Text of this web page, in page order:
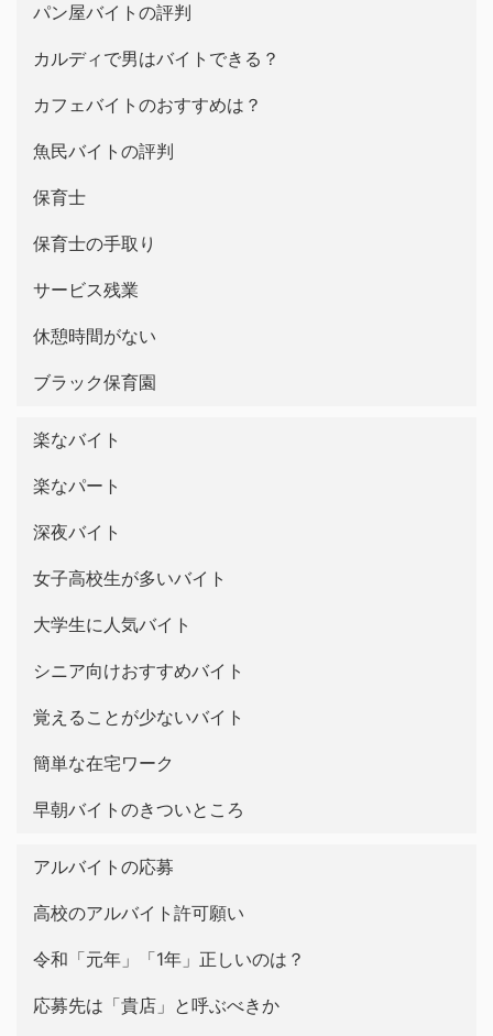
パン屋バイトの評判
カルディで男はバイトできる？
カフェバイトのおすすめは？
魚民バイトの評判
保育士
保育士の手取り
サービス残業
休憩時間がない
ブラック保育園
楽なバイト
楽なパート
深夜バイト
女子高校生が多いバイト
大学生に人気バイト
シニア向けおすすめバイト
覚えることが少ないバイト
簡単な在宅ワーク
早朝バイトのきついところ
アルバイトの応募
高校のアルバイト許可願い
令和「元年」「1年」正しいのは？
応募先は「貴店」と呼ぶべきか